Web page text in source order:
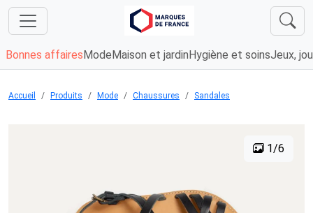
Bonnes affaires Mode Maison et jardin Hygiène et soinsJeux,
Accueil Produits Mode Chaussures Sandales
1/6